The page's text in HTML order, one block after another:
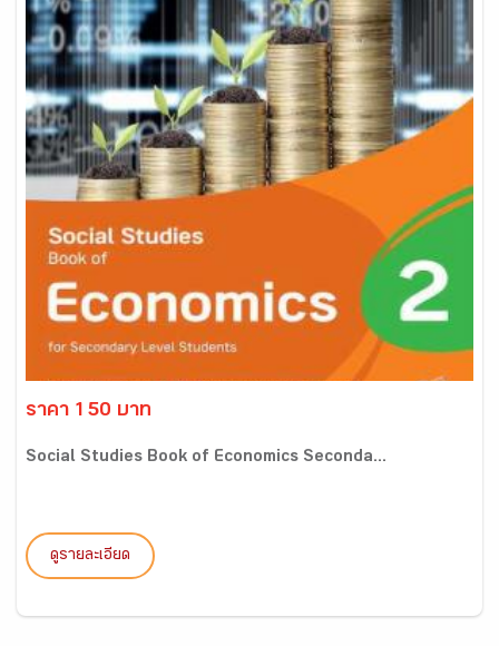
ราคา 150 บาท
Social Studies Book of Economics Seconda...
ดูรายละเอียด